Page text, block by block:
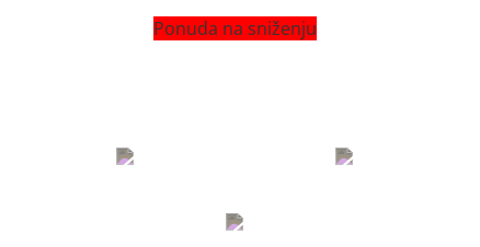
Ponuda na sniženju